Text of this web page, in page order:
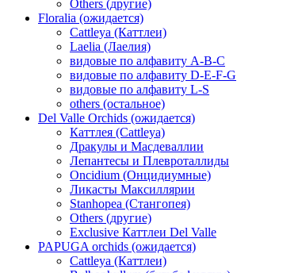
Others (другие)
Floralia (ожидается)
Cattleya (Каттлеи)
Laelia (Лаелия)
видовые по алфавиту A-B-C
видовые по алфавиту D-E-F-G
видовые по алфавиту L-S
others (остальное)
Del Valle Orchids (ожидается)
Каттлея (Cattleya)
Дракулы и Масдеваллии
Лепантесы и Плевроталлиды
Oncidium (Онцидиумные)
Ликасты Максиллярии
Stanhopea (Стангопея)
Others (другие)
Exclusive Каттлеи Del Valle
PAPUGA orchids (ожидается)
Cattleya (Каттлеи)